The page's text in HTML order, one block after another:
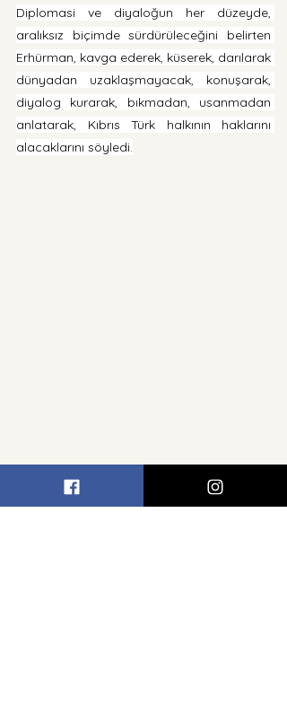
Diplomasi ve diyaloğun her düzeyde,
aralıksız biçimde sürdürüleceğini belirten
Erhürman, kavga ederek, küserek, darılarak
dünyadan uzaklaşmayacak, konuşarak,
diyalog kurarak, bıkmadan, usanmadan
anlatarak, Kıbrıs Türk halkının haklarını
alacaklarını söyledi.